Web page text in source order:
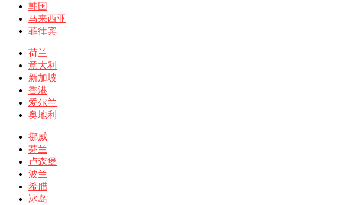
韩国
马来西亚
菲律宾
荷兰
意大利
新加坡
香港
爱尔兰
奥地利
挪威
芬兰
卢森堡
波兰
希腊
冰岛